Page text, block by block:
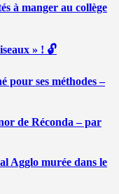
à manger au collège
» ! 🔓
pour ses méthodes –
de Réconda – par
Agglo murée dans le